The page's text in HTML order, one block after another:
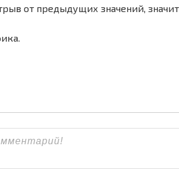
от предыдущих значений,